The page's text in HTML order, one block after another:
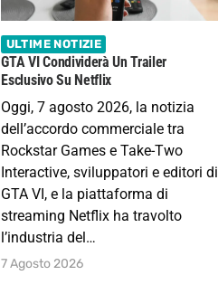
ULTIME NOTIZIE
GTA VI Condividerà Un Trailer
Esclusivo Su Netflix
Oggi, 7 agosto 2026, la notizia
dell’accordo commerciale tra
Rockstar Games e Take-Two
Interactive, sviluppatori e editori di
GTA VI, e la piattaforma di
streaming Netflix ha travolto
l’industria del…
7 Agosto 2026